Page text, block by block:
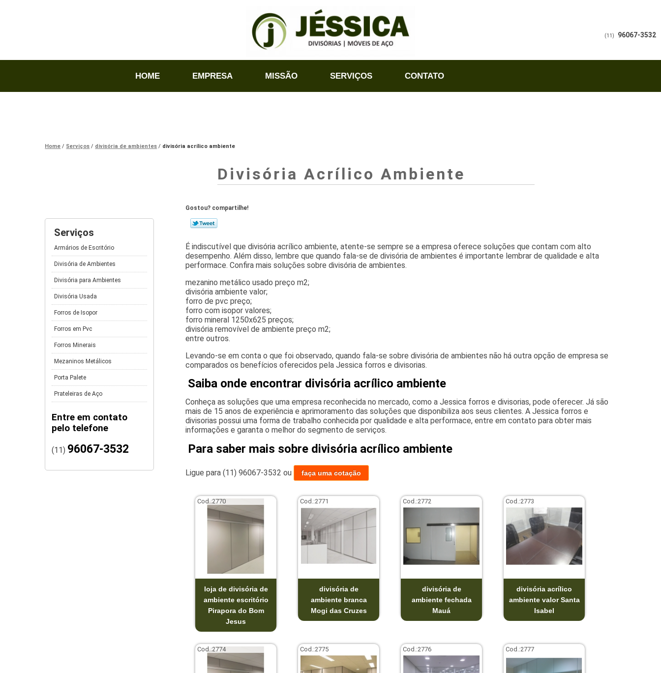
HOME EMPRESA MISSÃO SERVIÇOS CONTATO
(11) 96067-3532
Home Serviços divisória de ambientes divisória acrílico ambiente
Serviços
Armários de Escritório
Divisória de Ambientes
Divisória para Ambientes
Divisória Usada
Forros de Isopor
Forros em Pvc
Forros Minerais
Mezaninos Metálicos
Porta Palete
Prateleiras de Aço
Entre em contato
pelo telefone
(11) 96067-3532
Divisória Acrílico Ambiente
Gostou? compartilhe!
É indiscutível que divisória acrílico ambiente, atente-se sempre se a empresa oferece soluções que contam com alto
desempenho. Além disso, lembre que quando fala-se de divisória de ambientes é importante lembrar de qualidade e alta
performace. Confira mais soluções sobre divisória de ambientes.
mezanino metálico usado preço m2;
divisória ambiente valor;
forro de pvc preço;
forro com isopor valores;
forro mineral 1250x625 preços;
divisória removível de ambiente preço m2;
entre outros.
Levando-se em conta o que foi observado, quando fala-se sobre divisória de ambientes não há outra opção de empresa se
comparados os benefícios oferecidos pela Jessica forros e divisorias.
Saiba onde encontrar divisória acrílico ambiente
Conheça as soluções que uma empresa reconhecida no mercado, como a Jessica forros e divisorias, pode oferecer. Já são
mais de 15 anos de experiência e aprimoramento das soluções que disponibiliza aos seus clientes. A Jessica forros e
divisorias possui uma forma de trabalho conhecida por qualidade e alta performace, entre em contato para obter mais
informações e garanta o melhor do segmento de serviços.
Para saber mais sobre divisória acrílico ambiente
Ligue para(11) 96067-3532 ou faça uma cotação
Cod.:2770
loja de divisória de
ambiente escritório
Pirapora do Bom
Jesus
Cod.:2771
divisória de
ambiente branca
Mogi das Cruzes
Cod.:2772
divisória de
ambiente fechada
Mauá
Cod.:2773
divisória acrílico
ambiente valor Santa
Isabel
Cod.:2774 Cod.:2775 Cod.:2776 Cod.:2777